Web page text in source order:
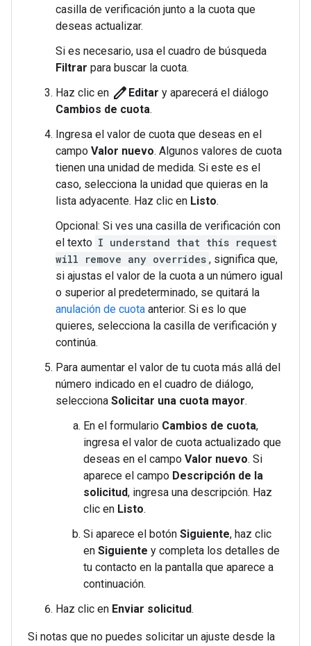
casilla de verificación junto a la cuota que
deseas actualizar.
Si es necesario, usa el cuadro de búsqueda
Filtrar para buscar la cuota.
Haz clic en create Editar y aparecerá el diálogo
Cambios de cuota.
Ingresa el valor de cuota que deseas en el
campo Valor nuevo. Algunos valores de cuota
tienen una unidad de medida. Si este es el
caso, selecciona la unidad que quieras en la
lista adyacente. Haz clic en Listo.
Opcional: Si ves una casilla de verificación con
el texto I understand that this request
will remove any overrides , significa que,
si ajustas el valor de la cuota a un número igual
o superior al predeterminado, se quitará la
anulación de cuota anterior. Si es lo que
quieres, selecciona la casilla de verificación y
continúa.
Para aumentar el valor de tu cuota más allá del
número indicado en el cuadro de diálogo,
selecciona Solicitar una cuota mayor.
En el formulario Cambios de cuota,
ingresa el valor de cuota actualizado que
deseas en el campo Valor nuevo. Si
aparece el campo Descripción de la
solicitud, ingresa una descripción. Haz
clic en Listo.
Si aparece el botón Siguiente, haz clic
en Siguiente y completa los detalles de
tu contacto en la pantalla que aparece a
continuación.
Haz clic en Enviar solicitud.
Si notas que no puedes solicitar un ajuste desde la